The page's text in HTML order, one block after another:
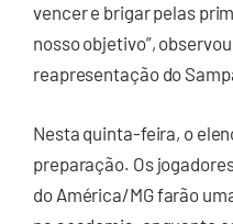
vencer e brigar pelas
nosso objetivo”,
reapresentação do
Nesta quinta-feira, o
preparação. Os
do América/MG farão